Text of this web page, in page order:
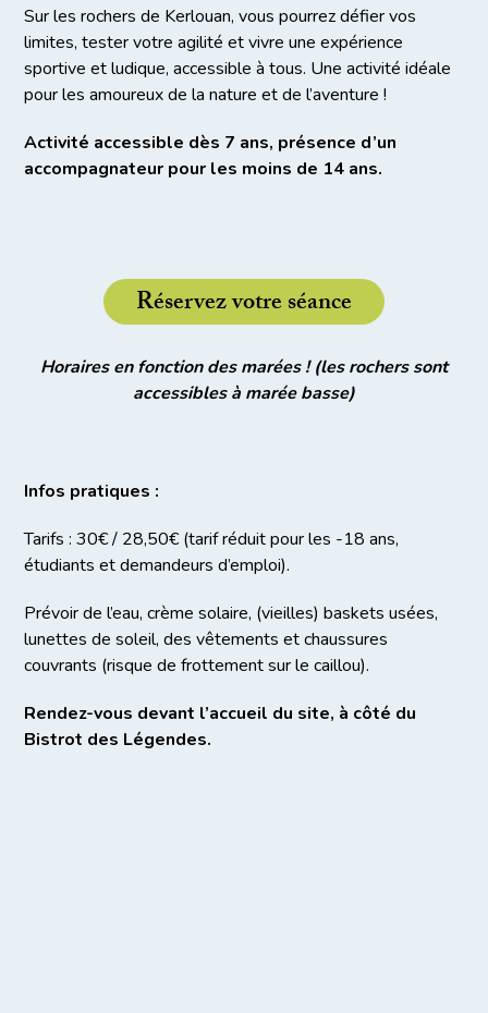
Sur les rochers de Kerlouan, vous pourrez défier vos
limites, tester votre agilité et vivre une expérience
sportive et ludique, accessible à tous. Une activité idéale
pour les amoureux de la nature et de l’aventure !
Activité accessible dès 7 ans, présence d’un
accompagnateur pour les moins de 14 ans.
Réservez votre séance
Horaires en fonction des marées ! (les rochers sont
accessibles à marée basse)
Infos pratiques :
Tarifs : 30€ / 28,50€ (tarif réduit pour les -18 ans,
étudiants et demandeurs d’emploi).
Prévoir de l’eau, crème solaire, (vieilles) baskets usées,
lunettes de soleil, des vêtements et chaussures
couvrants (risque de frottement sur le caillou).
Rendez-vous devant l’accueil du site, à côté du
Bistrot des Légendes.